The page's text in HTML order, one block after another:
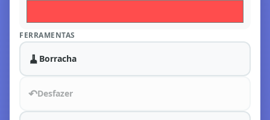
FERRAMENTAS
🧹 Borracha
↶Desfazer